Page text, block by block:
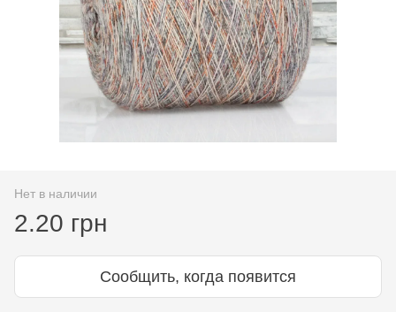
Нет в наличии
2.20 грн
Сообщить, когда появится